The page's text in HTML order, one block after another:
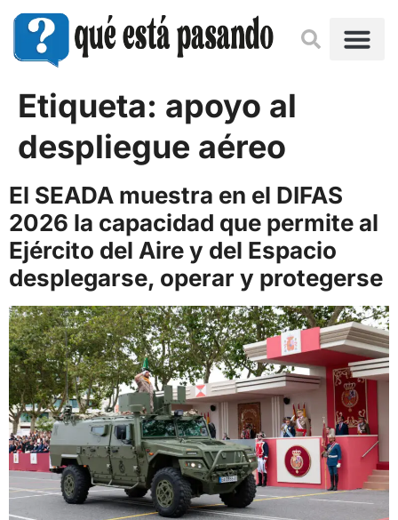
Etiqueta: apoyo al
despliegue aéreo
El SEADA muestra en el DIFAS
2026 la capacidad que permite al
Ejército del Aire y del Espacio
desplegarse, operar y protegerse